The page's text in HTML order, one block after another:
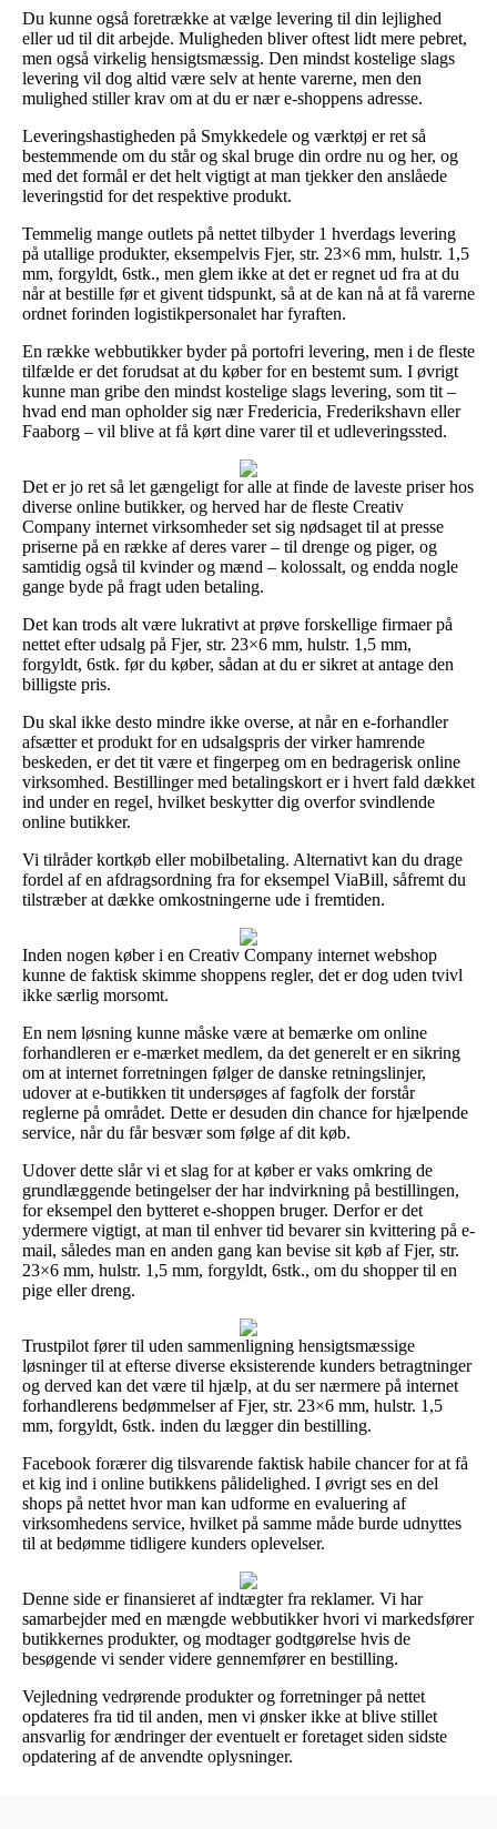
Du kunne også foretrække at vælge levering til din lejlighed
eller ud til dit arbejde. Muligheden bliver oftest lidt mere pebret,
men også virkelig hensigtsmæssig. Den mindst kostelige slags
levering vil dog altid være selv at hente varerne, men den
mulighed stiller krav om at du er nær e-shoppens adresse.
Leveringshastigheden på Smykkedele og værktøj er ret så
bestemmende om du står og skal bruge din ordre nu og her, og
med det formål er det helt vigtigt at man tjekker den anslåede
leveringstid for det respektive produkt.
Temmelig mange outlets på nettet tilbyder 1 hverdags levering
på utallige produkter, eksempelvis Fjer, str. 23×6 mm, hulstr. 1,5
mm, forgyldt, 6stk., men glem ikke at det er regnet ud fra at du
når at bestille før et givent tidspunkt, så at de kan nå at få varerne
ordnet forinden logistikpersonalet har fyraften.
En række webbutikker byder på portofri levering, men i de fleste
tilfælde er det forudsat at du køber for en bestemt sum. I øvrigt
kunne man gribe den mindst kostelige slags levering, som tit –
hvad end man opholder sig nær Fredericia, Frederikshavn eller
Faaborg – vil blive at få kørt dine varer til et udleveringssted.
Det er jo ret så let gængeligt for alle at finde de laveste priser hos
diverse online butikker, og herved har de fleste Creativ
Company internet virksomheder set sig nødsaget til at presse
priserne på en række af deres varer – til drenge og piger, og
samtidig også til kvinder og mænd – kolossalt, og endda nogle
gange byde på fragt uden betaling.
Det kan trods alt være lukrativt at prøve forskellige firmaer på
nettet efter udsalg på Fjer, str. 23×6 mm, hulstr. 1,5 mm,
forgyldt, 6stk. før du køber, sådan at du er sikret at antage den
billigste pris.
Du skal ikke desto mindre ikke overse, at når en e-forhandler
afsætter et produkt for en udsalgspris der virker hamrende
beskeden, er det tit være et fingerpeg om en bedragerisk online
virksomhed. Bestillinger med betalingskort er i hvert fald dækket
ind under en regel, hvilket beskytter dig overfor svindlende
online butikker.
Vi tilråder kortkøb eller mobilbetaling. Alternativt kan du drage
fordel af en afdragsordning fra for eksempel ViaBill, såfremt du
tilstræber at dække omkostningerne ude i fremtiden.
Inden nogen køber i en Creativ Company internet webshop
kunne de faktisk skimme shoppens regler, det er dog uden tvivl
ikke særlig morsomt.
En nem løsning kunne måske være at bemærke om online
forhandleren er e-mærket medlem, da det generelt er en sikring
om at internet forretningen følger de danske retningslinjer,
udover at e-butikken tit undersøges af fagfolk der forstår
reglerne på området. Dette er desuden din chance for hjælpende
service, når du får besvær som følge af dit køb.
Udover dette slår vi et slag for at køber er vaks omkring de
grundlæggende betingelser der har indvirkning på bestillingen,
for eksempel den bytteret e-shoppen bruger. Derfor er det
ydermere vigtigt, at man til enhver tid bevarer sin kvittering på e-
mail, således man en anden gang kan bevise sit køb af Fjer, str.
23×6 mm, hulstr. 1,5 mm, forgyldt, 6stk., om du shopper til en
pige eller dreng.
Trustpilot fører til uden sammenligning hensigtsmæssige
løsninger til at efterse diverse eksisterende kunders betragtninger
og derved kan det være til hjælp, at du ser nærmere på internet
forhandlerens bedømmelser af Fjer, str. 23×6 mm, hulstr. 1,5
mm, forgyldt, 6stk. inden du lægger din bestilling.
Facebook forærer dig tilsvarende faktisk habile chancer for at få
et kig ind i online butikkens pålidelighed. I øvrigt ses en del
shops på nettet hvor man kan udforme en evaluering af
virksomhedens service, hvilket på samme måde burde udnyttes
til at bedømme tidligere kunders oplevelser.
Denne side er finansieret af indtægter fra reklamer. Vi har
samarbejder med en mængde webbutikker hvori vi markedsfører
butikkernes produkter, og modtager godtgørelse hvis de
besøgende vi sender videre gennemfører en bestilling.
Vejledning vedrørende produkter og forretninger på nettet
opdateres fra tid til anden, men vi ønsker ikke at blive stillet
ansvarlig for ændringer der eventuelt er foretaget siden sidste
opdatering af de anvendte oplysninger.